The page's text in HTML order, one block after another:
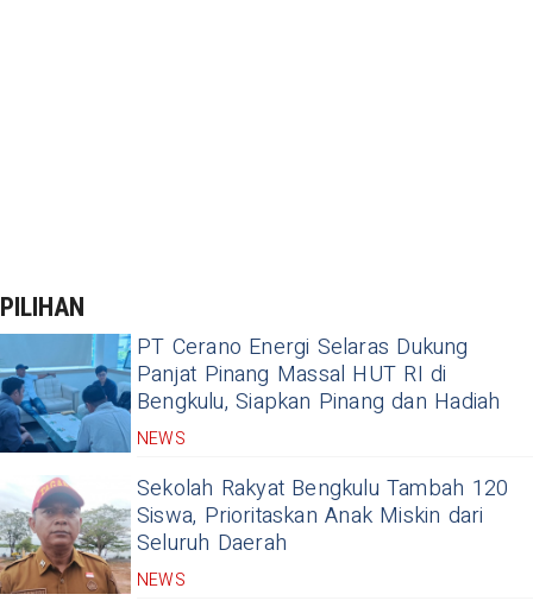
PILIHAN
PT Cerano Energi Selaras Dukung
Panjat Pinang Massal HUT RI di
Bengkulu, Siapkan Pinang dan Hadiah
NEWS
Sekolah Rakyat Bengkulu Tambah 120
Siswa, Prioritaskan Anak Miskin dari
Seluruh Daerah
NEWS